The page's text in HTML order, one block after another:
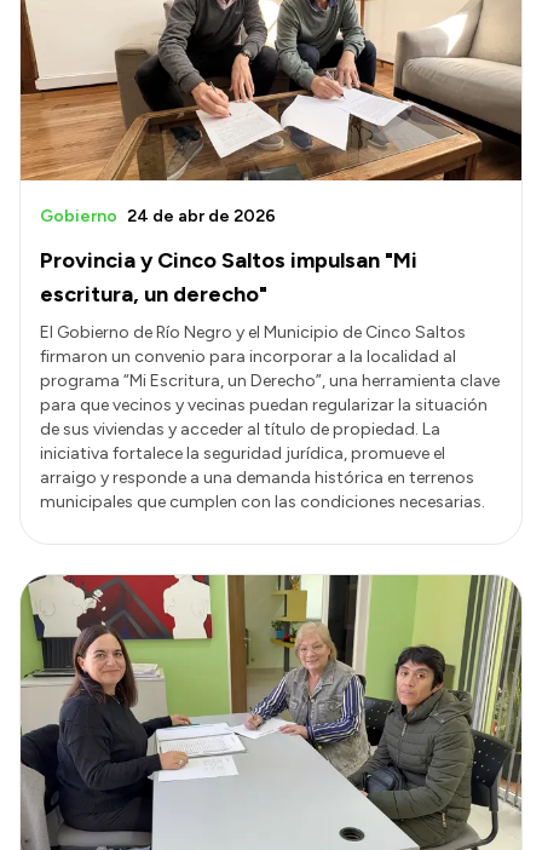
Provincia y Cinco Saltos impulsan "Mi
escritura, un derecho"
Gobierno 24 de abr de 2026
El Gobierno de Río Negro y el Municipio de Cinco Saltos
firmaron un convenio para incorporar a la localidad al
programa “Mi Escritura, un Derecho”, una herramienta clave
para que vecinos y vecinas puedan regularizar la situación
de sus viviendas y acceder al título de propiedad. La
iniciativa fortalece la seguridad jurídica, promueve el
arraigo y responde a una demanda histórica en terrenos
municipales que cumplen con las condiciones necesarias.